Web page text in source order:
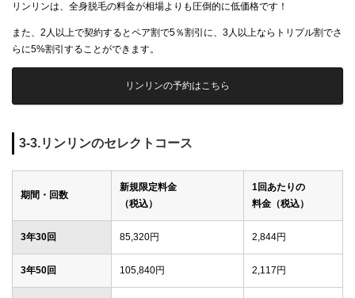
リンリンは、全身脱毛の料金が相場よりも圧倒的に低価格です！
また、2人以上で契約するとペア割で5％割引に、3人以上ならトリプル割でさ
らに5%割引することができます。
リンリンの予約はこちら
3-3.リンリンのセレクトコース
期間・回数
新規限定料金
（税込）
1回あたりの
料金（税込）
3年30回 85,320円 2,844円
3年50回 105,840円 2,117円